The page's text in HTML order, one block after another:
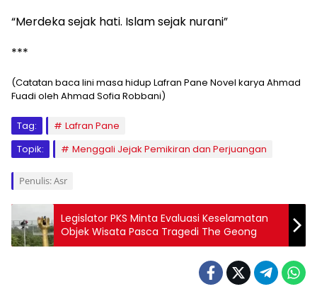
“Merdeka sejak hati. Islam sejak nurani”
***
(Catatan baca lini masa hidup Lafran Pane Novel karya Ahmad
Fuadi oleh Ahmad Sofia Robbani)
Tag:
Lafran Pane
Topik:
Menggali Jejak Pemikiran dan Perjuangan
Penulis: Asr
Legislator PKS Minta Evaluasi Keselamatan
Objek Wisata Pasca Tragedi The Geong